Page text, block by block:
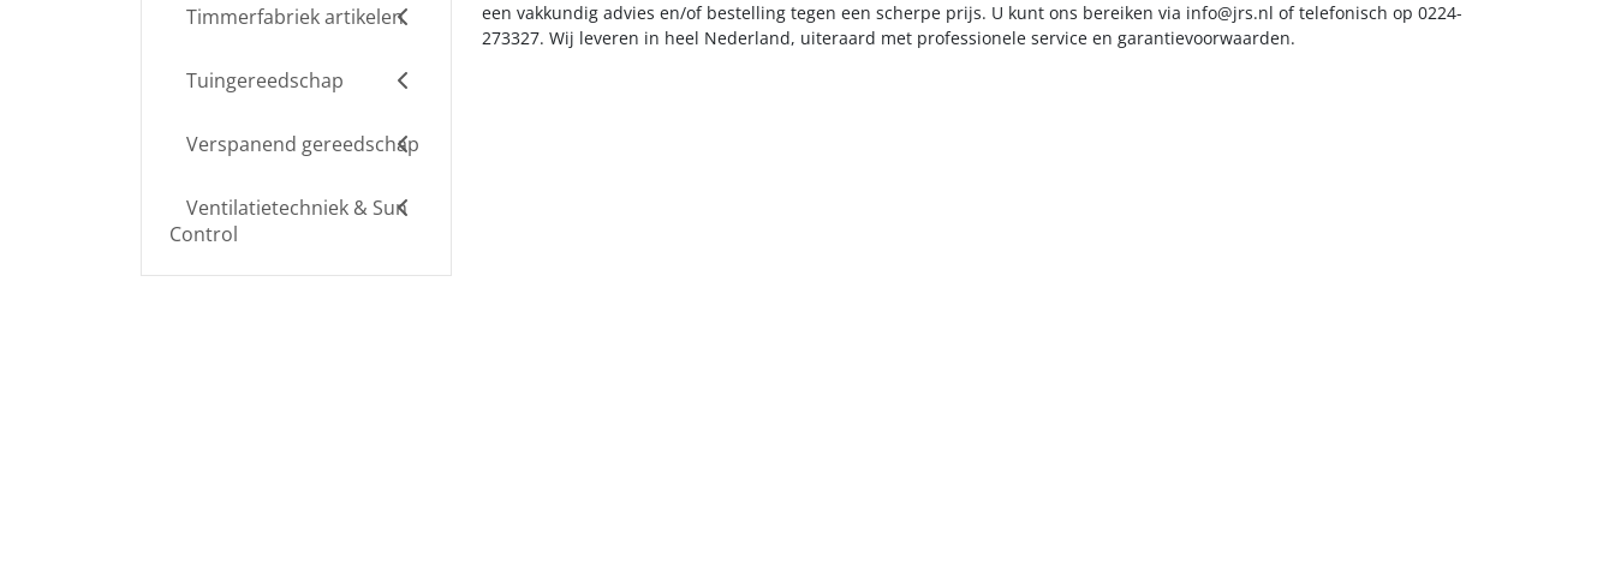
Timmerfabriek artikelen
Tuingereedschap
Verspanend gereedschap
Ventilatietechniek & Sun
Control
een vakkundig advies en/of bestelling tegen een scherpe prijs. U kunt ons bereiken via info@jrs.nl of telefonisch op 0224-
273327. Wij leveren in heel Nederland, uiteraard met professionele service en garantievoorwaarden.